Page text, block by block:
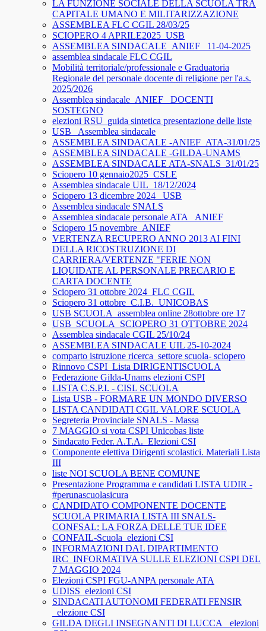
LA FUNZIONE SOCIALE DELLA SCUOLA TRA
CAPITALE UMANO E MILITARIZZAZIONE
ASSEMBLEA FLC CGIL 28/03/25
SCIOPERO 4 APRILE2025_USB
ASSEMBLEA SINDACALE_ANIEF_ 11-04-2025
assemblea sindacale FLC CGIL
Mobilità territoriale/professionale e Graduatoria
Regionale del personale docente di religione per l'a.s.
2025/2026
Assemblea sindacale_ANIEF_ DOCENTI
SOSTEGNO
elezioni RSU_guida sintetica presentazione delle liste
USB_ Assemblea sindacale
ASSEMBLEA SINDACALE -ANIEF_ATA-31/01/25
ASSEMBLEA SINDACALE -GILDA-UNAMS
ASSEMBLEA SINDACALE ATA-SNALS_31/01/25
Sciopero 10 gennaio2025_CSLE
Assemblea sindacale UIL_18/12/2024
Sciopero 13 dicembre 2024_ USB
Assemblea sindacale SNALS
Assemblea sindacale personale ATA_ ANIEF
Sciopero 15 novembre_ANIEF
VERTENZA RECUPERO ANNO 2013 AI FINI
DELLA RICOSTRUZIONE DI
CARRIERA/VERTENZE "FERIE NON
LIQUIDATE AL PERSONALE PRECARIO E
CARTA DOCENTE
Sciopero 31 ottobre 2024_FLC CGIL
Sciopero 31 ottobre_C.I.B._UNICOBAS
USB SCUOLA_assemblea online 28ottobre ore 17
USB_SCUOLA_SCIOPERO 31 OTTOBRE 2024
Assemblea sindacale CGIL 25/10/24
ASSEMBLEA SINDACALE UIL 25-10-2024
comparto istruzione ricerca_settore scuola- sciopero
Rinnovo CSPI_Lista DIRIGENTISCUOLA
Federazione Gilda-Unams elezioni CSPI
LISTA C.S.P.I. - CISL SCUOLA
Lista USB - FORMARE UN MONDO DIVERSO
LISTA CANDIDATI CGIL VALORE SCUOLA
Segreteria Provinciale SNALS - Massa
7 MAGGIO si vota CSPI Unicobas liste
Sindacato Feder. A.T.A._Elezioni CSI
Componente elettiva Dirigenti scolastici. Materiali Lista
III
liste NOI SCUOLA BENE COMUNE
Presentazione Programma e candidati LISTA UDIR -
#perunascuolasicura
CANDIDATO COMPONENTE DOCENTE
SCUOLA PRIMARIA LISTA III SNALS-
CONFSAL: LA FORZA DELLE TUE IDEE
CONFAIL-Scuola_elezioni CSI
INFORMAZIONI DAL DIPARTIMENTO
IRC_INFORMATIVA SULLE ELEZIONI CSPI DEL
7 MAGGIO 2024
Elezioni CSPI FGU-ANPA personale ATA
UDISS_elezioni CSI
SINDACATI AUTONOMI FEDERATI FENSIR
_elezione CSI
GILDA DEGLI INSEGNANTI DI LUCCA_ elezioni